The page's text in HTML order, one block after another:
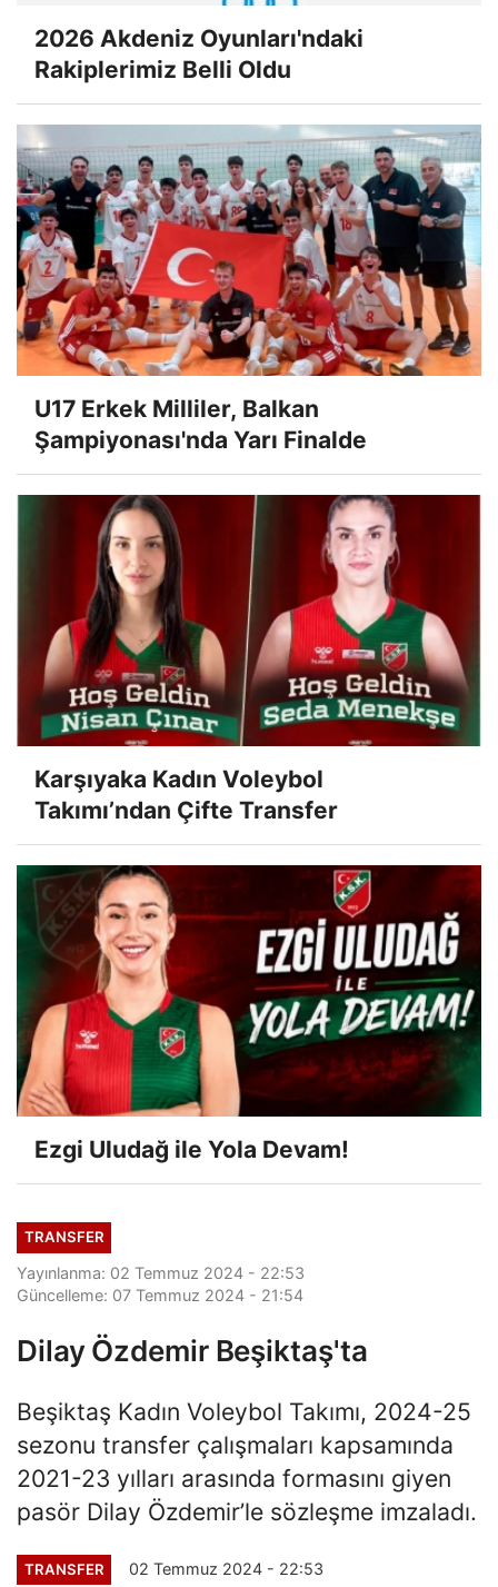
2026 Akdeniz Oyunları'ndaki
Rakiplerimiz Belli Oldu
U17 Erkek Milliler, Balkan
Şampiyonası'nda Yarı Finalde
Karşıyaka Kadın Voleybol
Takımı’ndan Çifte Transfer
Ezgi Uludağ ile Yola Devam!
TRANSFER
Yayınlanma: 02 Temmuz 2024 - 22:53
Güncelleme: 07 Temmuz 2024 - 21:54
Dilay Özdemir Beşiktaş'ta
Beşiktaş Kadın Voleybol Takımı, 2024-25
sezonu transfer çalışmaları kapsamında
2021-23 yılları arasında formasını giyen
pasör Dilay Özdemir’le sözleşme imzaladı.
TRANSFER 02 Temmuz 2024 - 22:53